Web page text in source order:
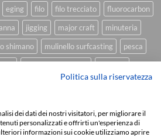
eging filo filo trecciato
fluorocarbon
jigging major craft
minuteria
shimano mulinello surfcasting
pesca
daWe Blink Design
Politica sulla riservatezza
dei dati dei nostri visitatori, per migliorare il
personalizzati e offrirti un'esperienza di
informazioni sui cookie utilizziamo aprire